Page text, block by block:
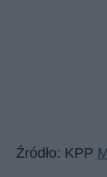
Źródło: KPP